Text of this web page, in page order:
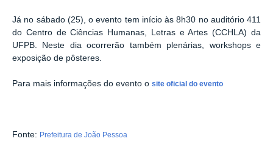
Já no sábado (25), o evento tem início às 8h30 no auditório 411
do Centro de Ciências Humanas, Letras e Artes (CCHLA) da
UFPB. Neste dia ocorrerão também plenárias, workshops e
exposição de pôsteres.
Para mais informações do evento o site oficial do evento
Fonte: Prefeitura de João Pessoa